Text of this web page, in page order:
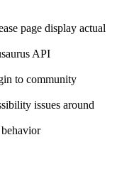
page display actual
API
to community
issues around